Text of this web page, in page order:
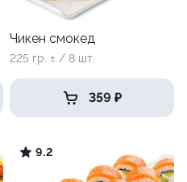
Чикен смокед
225 гр. ± / 8 шт.
359 ₽
9.2